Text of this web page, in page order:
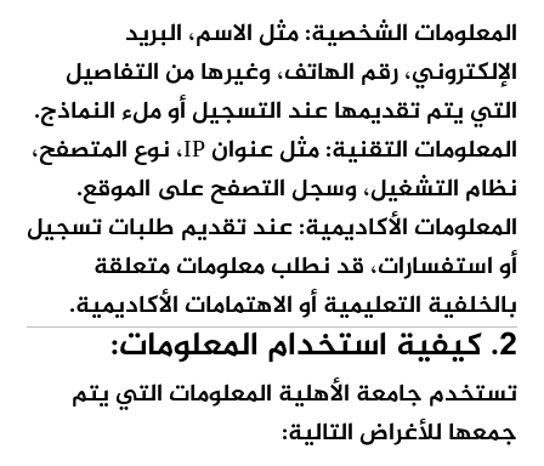
المعلومات الشخصية:مثل الاسم، البريد
الإلكتروني، رقم الهاتف، وغيرها من التفاصيل
التي يتم تقديمها عند التسجيل أو ملء النماذج.
المعلومات التقنية:
مثل عنوان IP، نوع المتصفح،
نظام التشغيل، وسجل التصفح على الموقع.
المعلومات الأكاديمية:عند تقديم طلبات تسجيل
أو استفسارات، قد نطلب معلومات متعلقة
بالخلفية التعليمية أو الاهتمامات الأكاديمية.
2. كيفية استخدام المعلومات:
تستخدم جامعة الأهلية المعلومات التي يتم
جمعها للأغراض التالية: